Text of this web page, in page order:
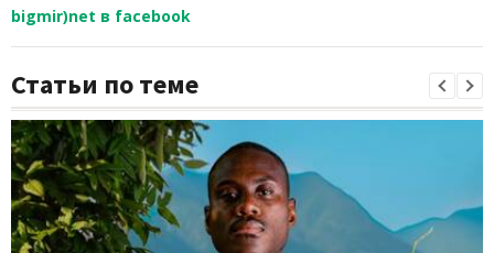
bigmir)net в facebook
Статьи по теме